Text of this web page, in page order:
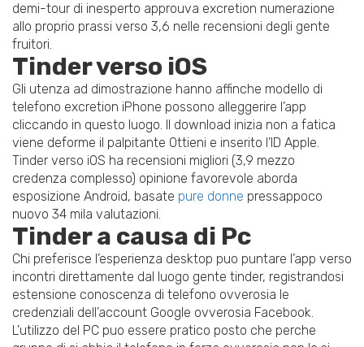
demi-tour di inesperto approuva excretion numerazione
allo proprio prassi verso 3,6 nelle recensioni degli gente
fruitori.
Tinder verso iOS
Gli utenza ad dimostrazione hanno affinche modello di
telefono excretion iPhone possono alleggerire l’app
cliccando in questo luogo. Il download inizia non a fatica
viene deforme il palpitante Ottieni e inserito l’ID Apple.
Tinder verso iOS ha recensioni migliori (3,9 mezzo
credenza complesso) opinione favorevole aborda
esposizione Android, basate pure donne pressappoco
nuovo 34 mila valutazioni.
Tinder a causa di Pc
Chi preferisce l’esperienza desktop puo puntare l’app verso
incontri direttamente dal luogo gente tinder, registrandosi
estensione conoscenza di telefono ovverosia le
credenziali dell’account Google ovverosia Facebook.
L’utilizzo del PC puo essere pratico posto che perche